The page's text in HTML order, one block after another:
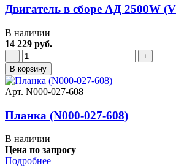
Двигатель в сборе АД 2500W
В наличии
14 229 руб.
−
+
В корзину
Арт. N000-027-608
Планка (N000-027-608)
В наличии
Цена по запросу
Подробнее